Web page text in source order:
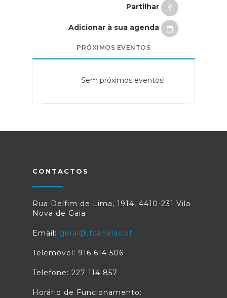
Partilhar
Adicionar à sua agenda
PRÓXIMOS EVENTOS
Sem próximos eventos!
CONTACTOS
Rua Delfim de Lima, 1914, 4410-231 Vila
Nova de Gaia
Email: geral@jfcanelas.pt
Telemóvel: 916 614 506
Telefone: 227 114 857
Horário de Funcionamento: